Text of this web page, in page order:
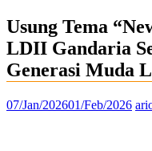
Usung Tema
LDII Gandaria
Generasi Muda
07/Jan/202601/Feb/2026